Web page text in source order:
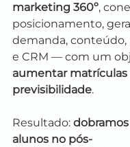
marketing 360º,
posicionamento,
demanda, conteúdo,
e CRM — com um
aumentar matrículas
previsibilidade.
Resultado:
alunos no pós-